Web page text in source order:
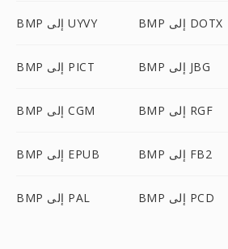
BMP إلى UYVY BMP إلى DOTX
BMP إلى PICT BMP إلى JBG
BMP إلى CGM BMP إلى RGF
BMP إلى EPUB BMP إلى FB2
BMP إلى PAL BMP إلى PCD